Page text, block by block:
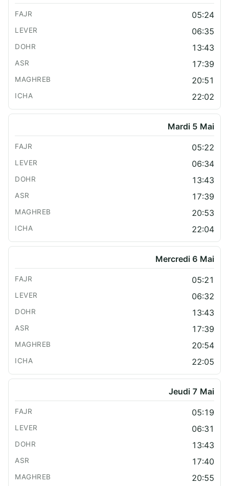
05:24
06:35
13:43
17:39
20:51
22:02
Mardi 5 Mai
05:22
06:34
13:43
17:39
20:53
22:04
Mercredi 6 Mai
05:21
06:32
13:43
17:39
20:54
22:05
Jeudi 7 Mai
05:19
06:31
13:43
17:40
20:55